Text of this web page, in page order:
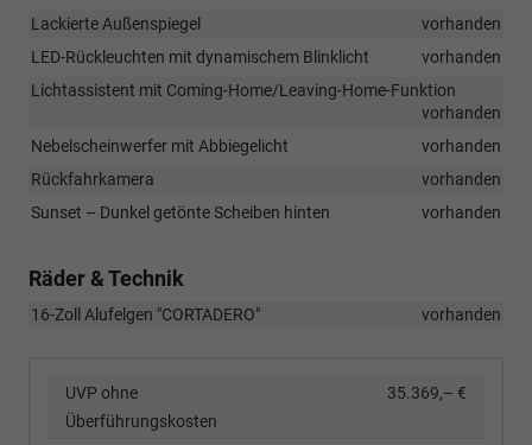
Lackierte Außenspiegel
vorhanden
LED-Rückleuchten mit dynamischem Blinklicht
vorhanden
Lichtassistent mit Coming-Home/Leaving-Home-Funktion
vorhanden
Nebelscheinwerfer mit Abbiegelicht
vorhanden
Rückfahrkamera
vorhanden
Sunset – Dunkel getönte Scheiben hinten
vorhanden
Räder & Technik
16-Zoll Alufelgen "CORTADERO" vorhanden
UVP ohne
Überführungskosten
35.369,– €